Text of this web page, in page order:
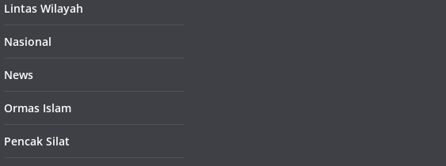
Lintas Wilayah
Nasional
News
Ormas Islam
Pencak Silat